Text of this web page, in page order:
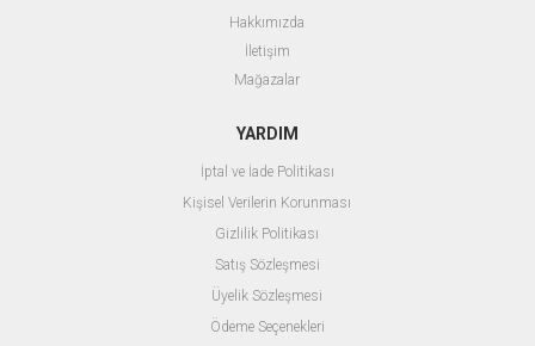
Hakkımızda
İletişim
Mağazalar
YARDIM
İptal ve İade Politikası
Kişisel Verilerin Korunması
Gizlilik Politikası
Satış Sözleşmesi
Üyelik Sözleşmesi
Ödeme Seçenekleri